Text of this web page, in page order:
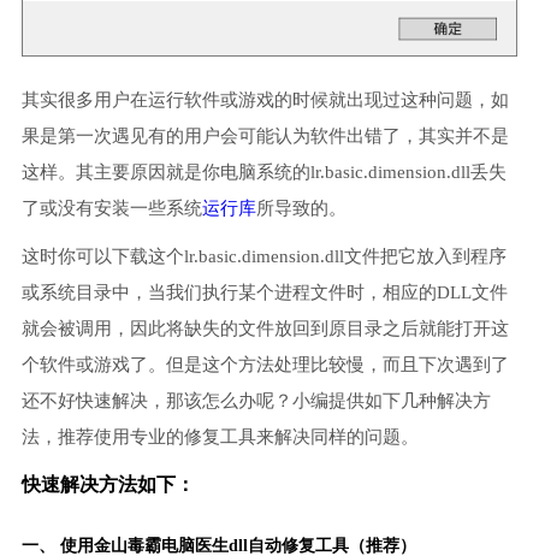
其实很多用户在运行软件或游戏的时候就出现过这种问题，如
果是第一次遇见有的用户会可能认为软件出错了，其实并不是
这样。其主要原因就是你电脑系统的lr.basic.dimension.dll丢失
了或没有安装一些系统运行库所导致的。
这时你可以下载这个lr.basic.dimension.dll文件把它放入到程序
或系统目录中，当我们执行某个进程文件时，相应的DLL文件
就会被调用，因此将缺失的文件放回到原目录之后就能打开这
个软件或游戏了。但是这个方法处理比较慢，而且下次遇到了
还不好快速解决，那该怎么办呢？小编提供如下几种解决方
法，推荐使用专业的修复工具来解决同样的问题。
快速解决方法如下：
一、 使用金山毒霸电脑医生dll自动修复工具（推荐）